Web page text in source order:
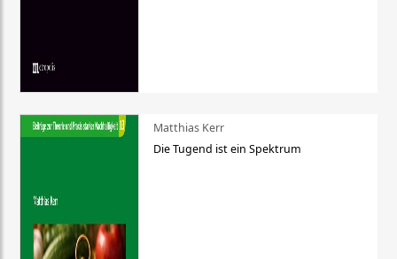
Matthias Kerr
Die Tugend ist ein Spektrum